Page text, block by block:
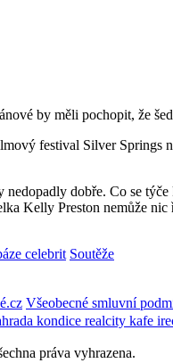
by měli pochopit, že
festival Silver Springs
dobře. Co se
Kelly Preston nemůže
celebrit Soutěže
Všeobecné smluvní
kondice realcity kafe
práva vyhrazena.